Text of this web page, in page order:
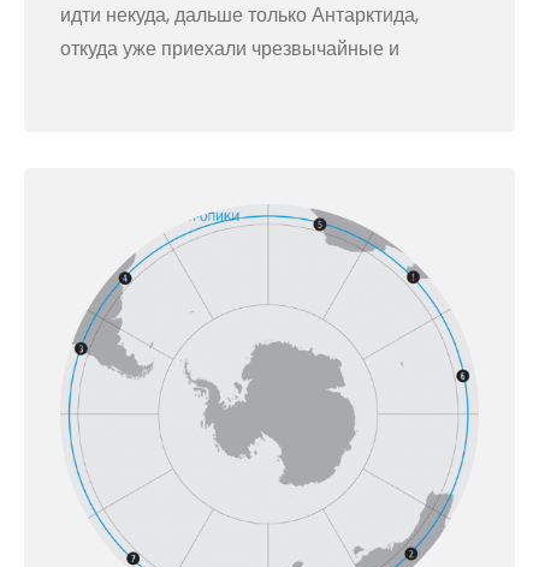
идти некуда, дальше только Антарктида,
откуда уже приехали чрезвычайные и